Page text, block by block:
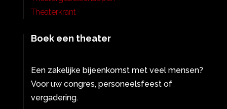
Theaterkrant
Boek een theater
Een zakelijke bijeenkomst met veel mensen?
Voor uw congres, personeelsfeest of
vergadering.